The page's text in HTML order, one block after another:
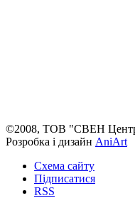
©2008, ТОВ "СВЕН
Розробка і дизайн AniArt
Схема сайту
Підписатися
RSS